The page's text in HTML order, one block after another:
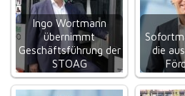
Ingo Wortmann
übernimmt
Geschäftsführung der
STOAG
die